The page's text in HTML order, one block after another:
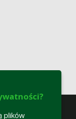
plików